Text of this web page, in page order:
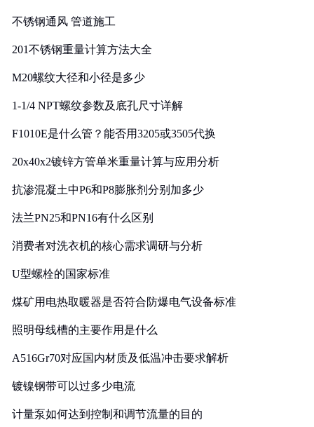
不锈钢通风 管道施工
201不锈钢重量计算方法大全
M20螺纹大径和小径是多少
1-1/4 NPT螺纹参数及底孔尺寸详解
F1010E是什么管？能否用3205或3505代换
20x40x2镀锌方管单米重量计算与应用分析
抗渗混凝土中P6和P8膨胀剂分别加多少
法兰PN25和PN16有什么区别
消费者对洗衣机的核心需求调研与分析
U型螺栓的国家标准
煤矿用电热取暖器是否符合防爆电气设备标准
照明母线槽的主要作用是什么
A516Gr70对应国内材质及低温冲击要求解析
镀镍钢带可以过多少电流
计量泵如何达到控制和调节流量的目的